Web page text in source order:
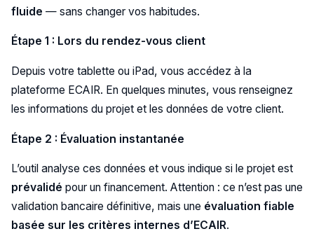
fluide — sans changer vos habitudes.
Étape 1 : Lors du rendez-vous client
Depuis votre tablette ou iPad, vous accédez à la
plateforme ECAIR. En quelques minutes, vous renseignez
les informations du projet et les données de votre client.
Étape 2 : Évaluation instantanée
L’outil analyse ces données et vous indique si le projet est
prévalidé pour un financement. Attention : ce n’est pas une
validation bancaire définitive, mais une évaluation fiable
basée sur les critères internes d’ECAIR.